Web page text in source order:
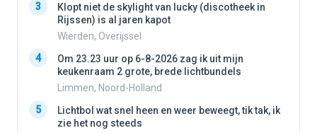
3
Klopt niet de skylight van lucky (discotheek in
Rijssen) is al jaren kapot
Wierden, Overijssel
4
Om 23.23 uur op 6-8-2026 zag ik uit mijn
keukenraam 2 grote, brede lichtbundels
Limmen, Noord-Holland
5
Lichtbol wat snel heen en weer beweegt, tik tak, ik
zie het nog steeds